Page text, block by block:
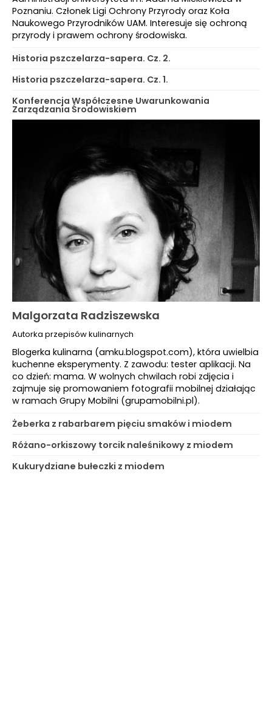
Poznaniu. Członek Ligi Ochrony Przyrody oraz Koła
Naukowego Przyrodników UAM. Interesuje się ochroną
przyrody i prawem ochrony środowiska.
Historia pszczelarza-sapera. Cz. 2.
Historia pszczelarza-sapera. Cz. 1.
Konferencja Współczesne Uwarunkowania
Zarządzania Środowiskiem
Malgorzata Radziszewska
Autorka przepisów kulinarnych
Blogerka kulinarna (amku.blogspot.com), która uwielbia
kuchenne eksperymenty. Z zawodu: tester aplikacji. Na
co dzień: mama. W wolnych chwilach robi zdjęcia i
zajmuje się promowaniem fotografii mobilnej działając
w ramach Grupy Mobilni (grupamobilni.pl).
Żeberka z rabarbarem pięciu smaków i miodem
Różano-orkiszowy torcik naleśnikowy z miodem
Kukurydziane bułeczki z miodem